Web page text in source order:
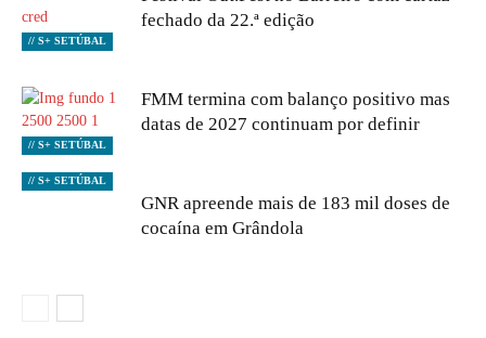
// S+ SETÚBAL
fechado da 22.ª edição
// S+ SETÚBAL
FMM termina com balanço positivo mas
datas de 2027 continuam por definir
// S+ SETÚBAL
GNR apreende mais de 183 mil doses de
cocaína em Grândola